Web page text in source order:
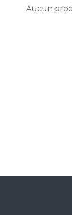
Aucun